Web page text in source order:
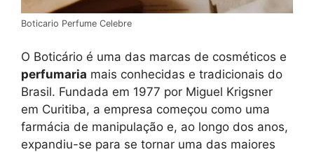
Boticario Perfume Celebre
O Boticário é uma das marcas de cosméticos e
perfumaria mais conhecidas e tradicionais do
Brasil. Fundada em 1977 por Miguel Krigsner
em Curitiba, a empresa começou como uma
farmácia de manipulação e, ao longo dos anos,
expandiu-se para se tornar uma das maiores